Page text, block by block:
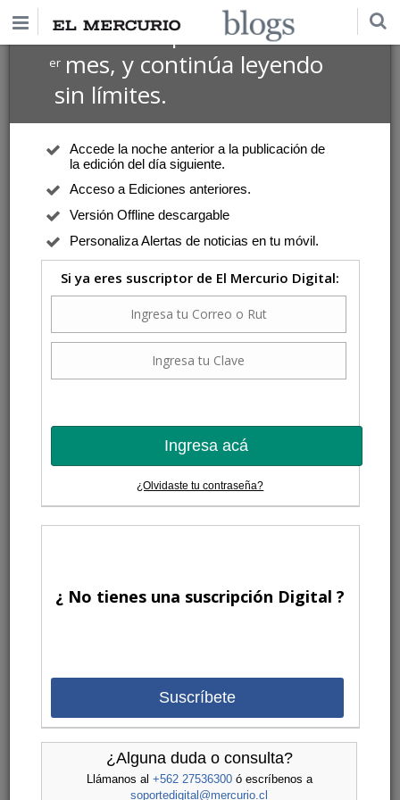
Suscríbete por $1 USD
ermes, y continúa leyendo
sin límites.
Accede la noche anterior a la publicación de
la edición del día siguiente.
Acceso a Ediciones anteriores.
Versión Offline descargable
Personaliza Alertas de noticias en tu móvil.
Si ya eres suscriptor de El Mercurio Digital:
Ingresa acá
¿Olvidaste tu contraseña?
¿ No tienes una suscripción Digital ?
Suscríbete
¿Alguna duda o consulta?
Llámanos al +562 27536300ó escríbenos a
soportedigital@mercurio.cl